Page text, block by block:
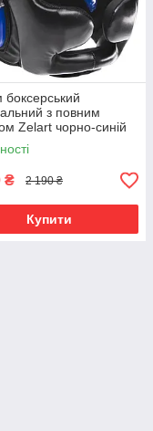
з повним
Zelart чорно-синій
₴ 2 190 ₴
Купити